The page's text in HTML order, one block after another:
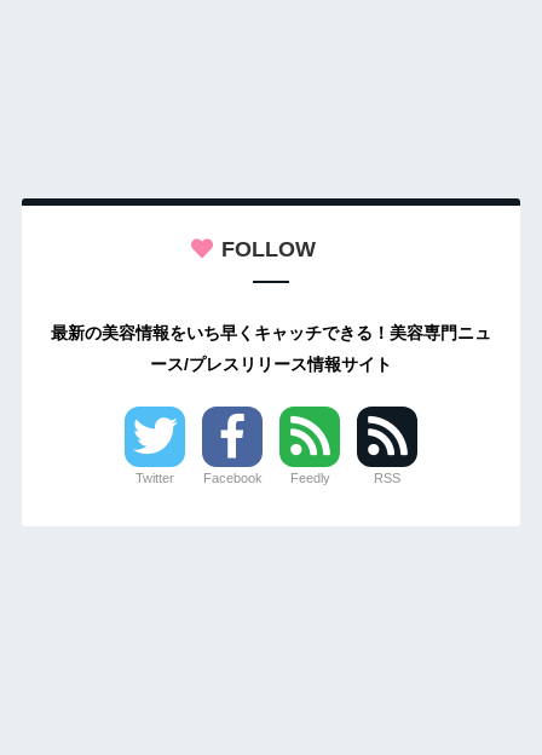
FOLLOW
最新の美容情報をいち早くキャッチできる！美容専門ニュ
ース/プレスリリース情報サイト
Twitter Facebook Feedly RSS